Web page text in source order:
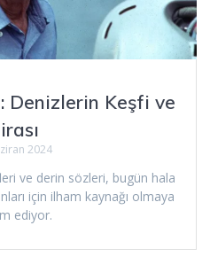
Denizlerin Keşfi ve
2024
ve derin sözleri, bugün hala
için ilham kaynağı olmaya
ediyor.